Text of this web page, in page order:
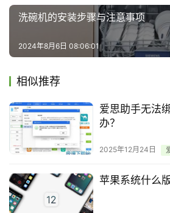
洗碗机的安装步骤与注意事项
2024年8月6日 08:06:01
相似推荐
爱思助手无法
办？
2025年12月24日
苹果系统什么